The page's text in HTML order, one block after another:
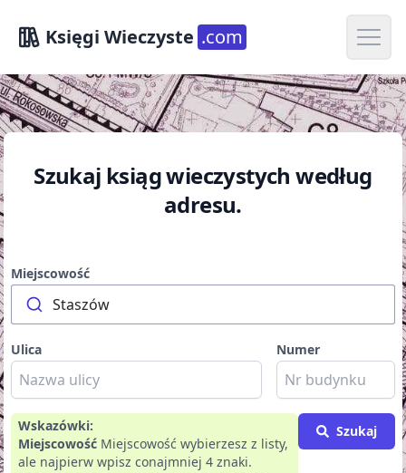
Księgi Wieczyste .com Open
Szukaj ksiąg wieczystych według
adresu.
Miejscowość
Staszów
Ulica Numer
Wskazówki:
Miejscowość Miejscowość wybierzesz z listy,
ale najpierw wpisz conajmniej 4 znaki.
Szukaj